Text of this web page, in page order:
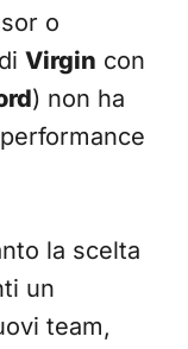
o
Virgin con
) non ha
la scelta
un
team,